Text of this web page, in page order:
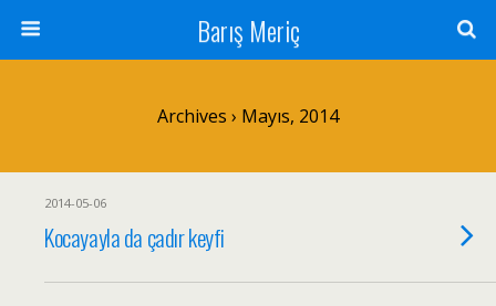
Barış Meriç
Archives › Mayıs, 2014
2014-05-06
Kocayayla da çadır keyfi